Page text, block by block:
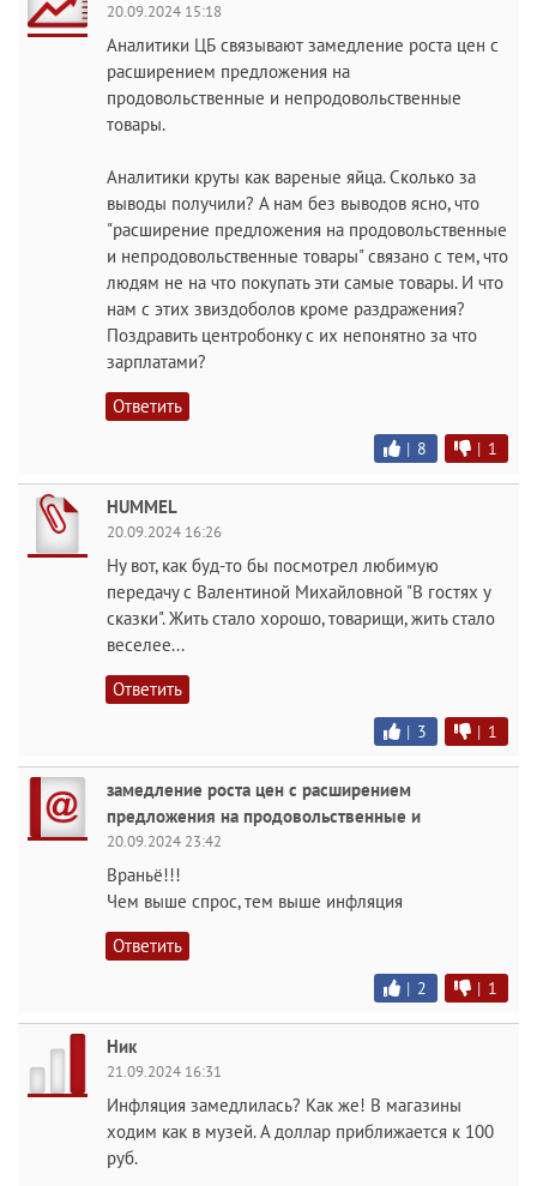
20.09.2024 15:18
Аналитики ЦБ связывают замедление роста цен с
расширением предложения на
продовольственные и непродовольственные
товары.
Аналитики круты как вареные яйца. Сколько за
выводы получили? А нам без выводов ясно, что
"расширение предложения на продовольственные
и непродовольственные товары" связано с тем, что
людям не на что покупать эти самые товары. И что
нам с этих звиздоболов кроме раздражения?
Поздравить центробонку с их непонятно за что
зарплатами?
Ответить
| 8 | 1
HUMMEL
20.09.2024 16:26
Ну вот, как буд-то бы посмотрел любимую
передачу с Валентиной Михайловной "В гостях у
сказки". Жить стало хорошо, товарищи, жить стало
веселее...
Ответить
| 3 | 1
замедление роста цен с расширением
предложения на продовольственные и
20.09.2024 23:42
Враньё!!!
Чем выше спрос, тем выше инфляция
Ответить
| 2 | 1
Ник
21.09.2024 16:31
Инфляция замедлилась? Как же! В магазины
ходим как в музей. А доллар приближается к 100
руб.